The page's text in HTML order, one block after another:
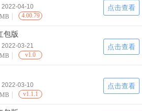
2022-04-10
4.00.79
点击查看
包版
2022-03-21
v1.0
点击查看
2022-03-10
v1.1.1
点击查看